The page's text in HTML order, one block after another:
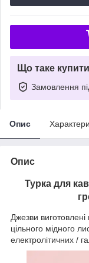
Що таке
Замовлення
Опис
Опис
Турка для
Джезви
цільного мідного
електролітичних /